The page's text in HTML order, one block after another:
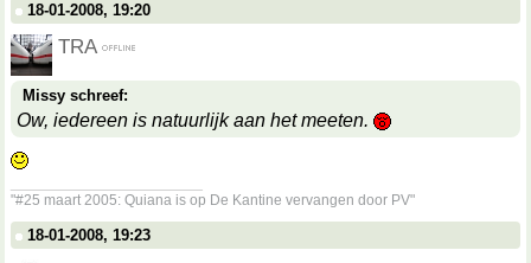
18-01-2008, 19:20
TRA
Missy schreef:
Ow, iedereen is natuurlijk aan het meeten.
"#25 maart 2005: Quiana is op De Kantine vervangen door PV"
18-01-2008, 19:23